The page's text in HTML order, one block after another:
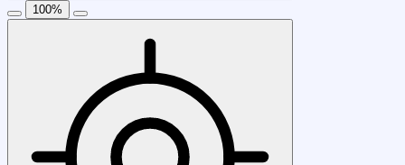
100%